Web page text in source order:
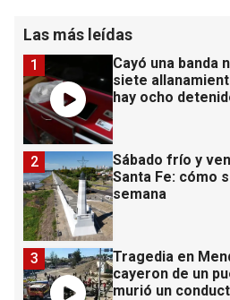
Las más leídas
Cayó una banda
siete
hay ocho
1
Sábado frío y
Santa Fe: cómo
semana
2
Tragedia en
cayeron de un
murió un
3